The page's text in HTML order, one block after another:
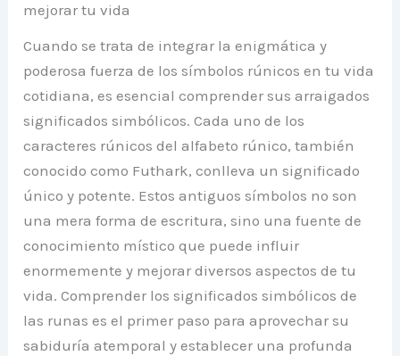
mejorar tu vida
Cuando se trata de integrar la enigmática y
poderosa fuerza de los símbolos rúnicos en tu vida
cotidiana, es esencial comprender sus arraigados
significados simbólicos. Cada uno de los
caracteres rúnicos del alfabeto rúnico, también
conocido como Futhark, conlleva un significado
único y potente. Estos antiguos símbolos no son
una mera forma de escritura, sino una fuente de
conocimiento místico que puede influir
enormemente y mejorar diversos aspectos de tu
vida. Comprender los significados simbólicos de
las runas es el primer paso para aprovechar su
sabiduría atemporal y establecer una profunda